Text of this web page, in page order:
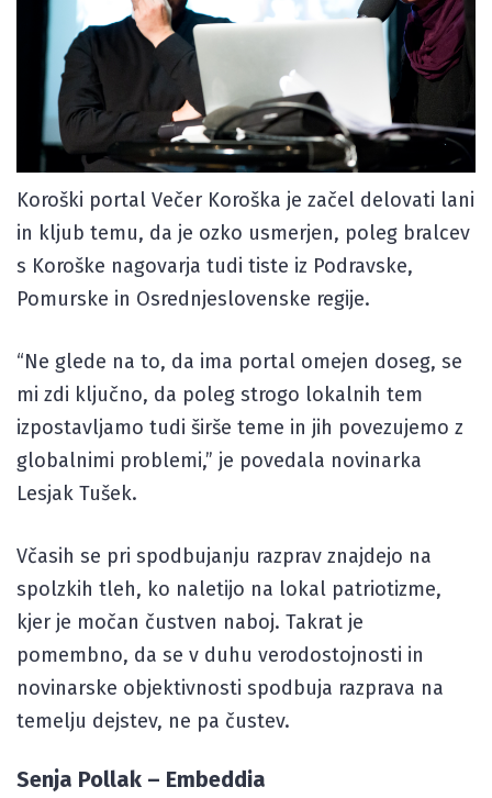
Koroški portal Večer Koroška je začel delovati lani
in kljub temu, da je ozko usmerjen, poleg bralcev
s Koroške nagovarja tudi tiste iz Podravske,
Pomurske in Osrednjeslovenske regije.
“Ne glede na to, da ima portal omejen doseg, se
mi zdi ključno, da poleg strogo lokalnih tem
izpostavljamo tudi širše teme in jih povezujemo z
globalnimi problemi,” je povedala novinarka
Lesjak Tušek.
Včasih se pri spodbujanju razprav znajdejo na
spolzkih tleh, ko naletijo na lokal patriotizme,
kjer je močan čustven naboj. Takrat je
pomembno, da se v duhu verodostojnosti in
novinarske objektivnosti spodbuja razprava na
temelju dejstev, ne pa čustev.
Senja Pollak – Embeddia